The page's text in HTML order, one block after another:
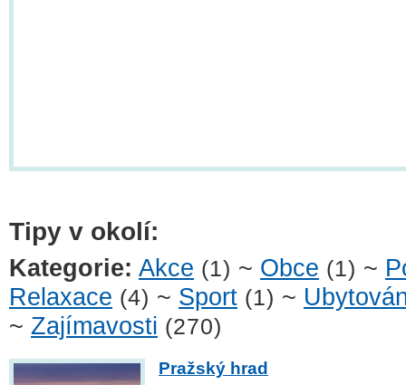
Tipy v okolí:
Kategorie: Akce (1) ~ Obce (1) ~
Relaxace (4) ~ Sport (1) ~
~ Zajímavosti (270)
Pražský hrad